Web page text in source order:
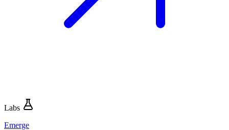
Labs
Emerge